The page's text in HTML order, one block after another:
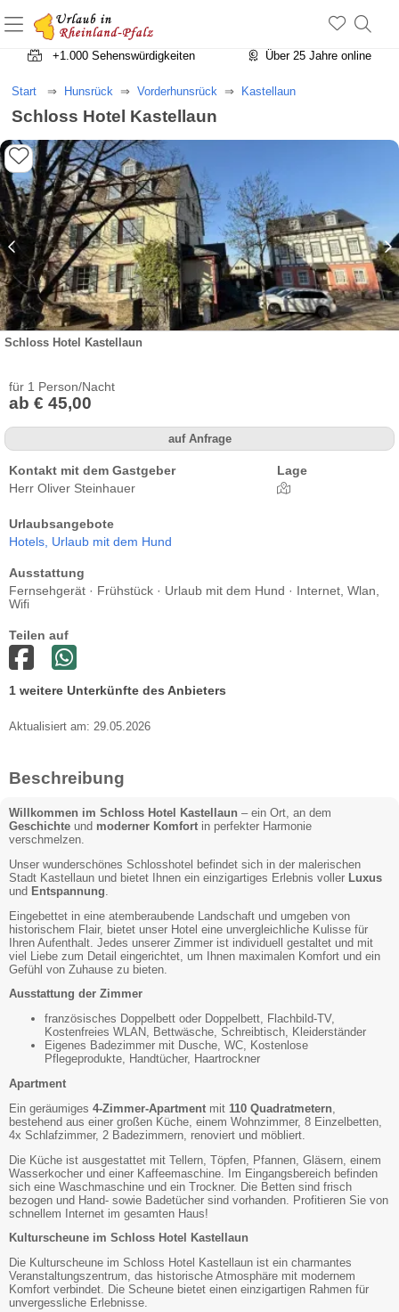
+1.500 Unterkünfte in Rheinland-Pfalz
+1.000 Sehenswürdigkeiten
Über 25 Jahre online
Start Hunsrück Vorderhunsrück Kastellaun
Schloss Hotel Kastellaun
Schloss Hotel Kastellaun
für 1 Person/Nacht
ab € 45,00
auf Anfrage
Kontakt mit dem Gastgeber
Herr Oliver Steinhauer
Lage
Urlaubsangebote
Hotels, Urlaub mit dem Hund
Ausstattung
Fernsehgerät · Frühstück · Urlaub mit dem Hund · Internet, Wlan,
Wifi
Teilen auf
1 weitere Unterkünfte des Anbieters
Aktualisiert am: 29.05.2026
Beschreibung
Willkommen im Schloss Hotel Kastellaun – ein Ort, an dem
Geschichte und moderner Komfort in perfekter Harmonie
verschmelzen.
Unser wunderschönes Schlosshotel befindet sich in der malerischen
Stadt Kastellaun und bietet Ihnen ein einzigartiges Erlebnis voller Luxus
und Entspannung
Eingebettet in eine atemberaubende Landschaft und umgeben von
historischem Flair, bietet unser Hotel eine unvergleichliche Kulisse für
Ihren Aufenthalt. Jedes unserer Zimmer ist individuell gestaltet und mit
viel Liebe zum Detail eingerichtet, um Ihnen maximalen Komfort und ein
Gefühl von Zuhause zu bieten.
Ausstattung der Zimmer
französisches Doppelbett oder Doppelbett, Flachbild-TV,
Kostenfreies WLAN, Bettwäsche, Schreibtisch, Kleiderständer
Eigenes Badezimmer mit Dusche, WC, Kostenlose
Pflegeprodukte, Handtücher, Haartrockner
Apartment
Ein geräumiges 4-Zimmer-Apartment mit 110 Quadratmetern
bestehend aus einer großen Küche, einem Wohnzimmer, 8 Einzelbetten,
4x Schlafzimmer, 2 Badezimmern, renoviert und möbliert.
Die Küche ist ausgestattet mit Tellern, Töpfen, Pfannen, Gläsern, einem
Wasserkocher und einer Kaffeemaschine. Im Eingangsbereich befinden
sich eine Waschmaschine und ein Trockner. Die Betten sind frisch
bezogen und Hand- sowie Badetücher sind vorhanden. Profitieren Sie von
schnellem Internet im gesamten Haus!
Kulturscheune im Schloss Hotel Kastellaun
Die Kulturscheune im Schloss Hotel Kastellaun ist ein charmantes
Veranstaltungszentrum, das historische Atmosphäre mit modernem
Komfort verbindet. Die Scheune bietet einen einzigartigen Rahmen für
unvergessliche Erlebnisse.